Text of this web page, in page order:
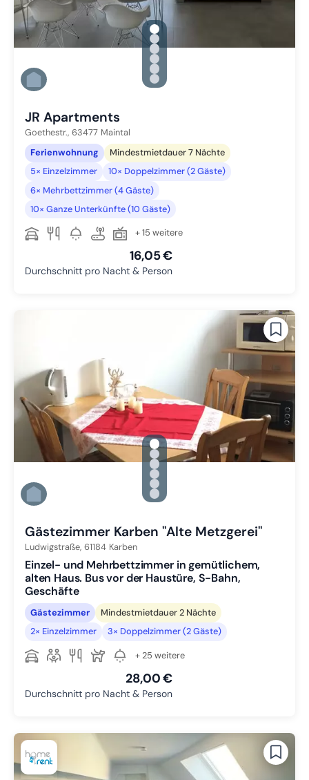
gallery.slide_selector
Zu Slide 1 wechseln
Zu Slide 2 wechseln
Zu Slide 3 wechseln
Zu Slide 4 wechseln
Zu Slide 5 wechseln
Zu Slide 6 wechseln
JR Apartments
Goethestr., 63477 Maintal
Ferienwohnung
Mindestmietdauer 7 Nächte
5× Einzelzimmer
10× Doppelzimmer (2 Gäste)
6× Mehrbettzimmer (4 Gäste)
10× Ganze Unterkünfte (10 Gäste)
+ 15 weitere
16,05 €
Durchschnitt pro Nacht & Person
gallery.slide_selector
Zu Slide 1 wechseln
Zu Slide 2 wechseln
Zu Slide 3 wechseln
Zu Slide 4 wechseln
Zu Slide 5 wechseln
Zu Slide 6 wechseln
Gästezimmer Karben "Alte Metzgerei"
Ludwigstraße, 61184 Karben
Einzel- und Mehrbettzimmer in gemütlichem,
alten Haus. Bus vor der Haustüre, S-Bahn,
Geschäfte
Gästezimmer
Mindestmietdauer 2 Nächte
2× Einzelzimmer
3× Doppelzimmer (2 Gäste)
+ 25 weitere
28,00 €
Durchschnitt pro Nacht & Person